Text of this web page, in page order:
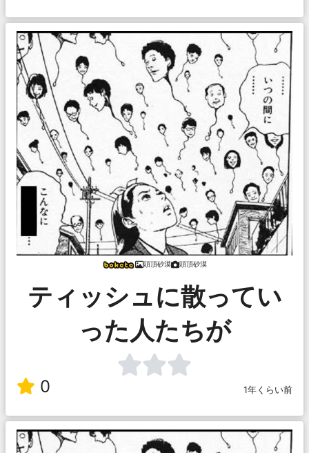
頭頂砂漠 頭頂砂漠
ティッシュに散ってい
った人たちが
0 1年くらい前